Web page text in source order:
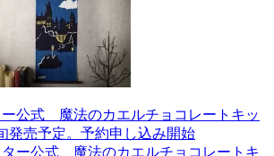
ー公式 魔法のカエルチョコレートキッ
発売予定。予約申し込み開始